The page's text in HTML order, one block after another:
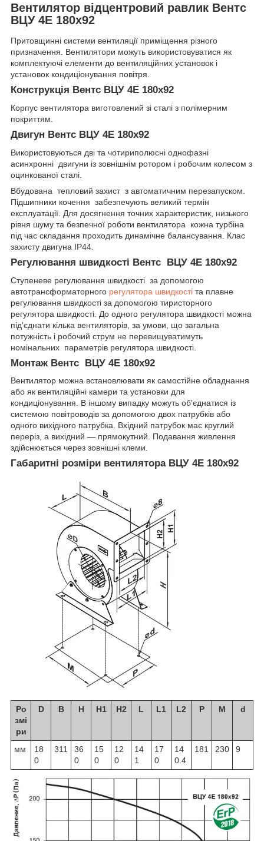
Вентилятор відцентровий равлик Вентс
ВЦУ 4Е 180х92
Притовщинні системи вентиляції приміщення різного
призначення. Вентилятори можуть використовуватися як
комплектуючі елементи до вентиляційних установок і
установок кондиціонування повітря.
Конструкція Вентс ВЦУ 4Е 180х92
Корпус вентилятора виготовлений зі сталі з полімерним
покриттям.
Двигун Вентс ВЦУ 4Е 180х92
Використовуються дві та чотириполюсні однофазні
асинхронні двигуни із зовнішнім ротором і робочим колесом з
оцинкованої сталі.
Вбудована тепловий захист з автоматичним перезапуском.
Підшипники кочення забезпечують великий термін
експлуатації. Для досягнення точних характеристик, низького
рівня шуму та безпечної роботи вентилятора кожна турбіна
під час складання проходить динамічне балансування. Клас
захисту двигуна IP44.
Регулювання швидкості Вентс ВЦУ 4Е 180х92
Ступеневе регулювання швидкості за допомогою
автотрансформаторного регулятора швидкості та плавне
регулювання швидкості за допомогою тиристорного
регулятора швидкості. До одного регулятора швидкості можна
під'єднати кілька вентиляторів, за умови, що загальна
потужність і робочий струм не перевищуватимуть
номінальних параметрів регулятора швидкості.
Монтаж Вентс ВЦУ 4Е 180х92
Вентилятор можна встановлювати як самостійне обладнання
або як вентиляційні камери та установки для
кондиціонування. В іншому випадку можуть об'єднатися із
системою повітроводів за допомогою двох патрубків або
одного вихідного патрубка. Вхідний патрубок має круглий
переріз, а вихідний — прямокутний. Подавання живлення
здійснюється через зовнішні клеми.
Габаритні розміри вентилятора ВЦУ 4Е 180х92
Ро
змі
ри
D B H H1 H2 L L1 L2 P M d
мм
18
0
311
36
0
15
0
12
0
14
1
17
0
14
0.4
181 230 9